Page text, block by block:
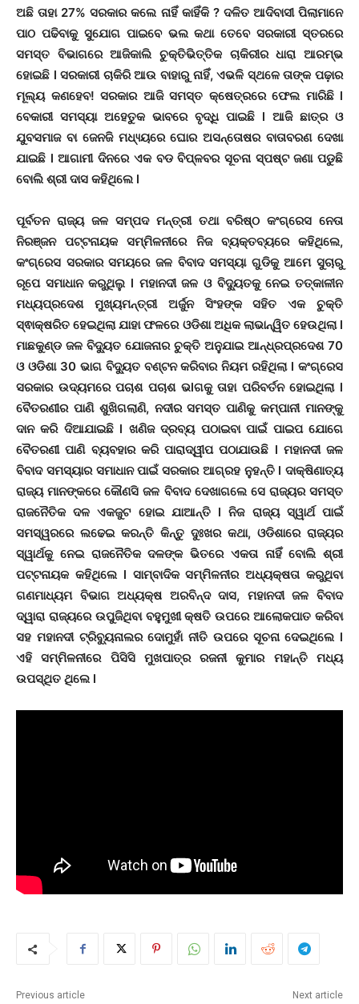
ଅଛି ତାହା 27% ସରକାର କଲେ ନାହିଁ କାହିଁକି ? ଦଳିତ ଆଦିବାସୀ ପିଲାମାନେ
ପାଠ ପଢିବାକୁ ସୁଯୋଗ ପାଇବେ ଭଲ କଥା ତେବେ ସରକାରୀ ସ୍ତରରେ
ସମସ୍ତ ବିଭାଗରେ ଆଜିକାଲି ଚୁକ୍ତିଭିତ୍ତିକ ଚାକିରୀର ଧାରା ଆରମ୍ଭ
ହୋଇଛି l ସରକାରୀ ଚାକିରି ଆଉ ବାହାରୁ ନାହିଁ, ଏଭଳି ସ୍ଥଳେ ତାଙ୍କ ପଢ଼ାର
ମୂଲ୍ୟ କଣହେବ! ସରକାର ଆଜି ସମସ୍ତ କ୍ଷେତ୍ରରେ ଫେଲ ମାରିଛି l
ବେକାରୀ ସମସ୍ୟା ଅହେତୁକ ଭାବରେ ବୃଦ୍ଧି ପାଇଛି l ଆଜି ଛାତ୍ର ଓ
ଯୁବସମାଜ ବା ଜେନଜି ମଧ୍ୟ୍ୟରେ ଘୋର ଅସନ୍ତୋଷର ବାତାବରଣ ଦେଖା
ଯାଇଛି l ଆଗାମୀ ଦିନରେ ଏକ ବଡ ବିପ୍ଳବର ସୂଚନା ସ୍ପଷ୍ଟ ଜଣା ପଡୁଛି
ବୋଲି ଶ୍ରୀ ଦାସ କହିଥିଲେ l
ପୂର୍ବତନ ରାଜ୍ୟ ଜଳ ସମ୍ପଦ ମନ୍ତ୍ରୀ ତଥା ବରିଷ୍ଠ କଂଗ୍ରେସ ନେତା
ନିରଞ୍ଜନ ପଟ୍ଟନାୟକ ସମ୍ମିଳନୀରେ ନିଜ ବ୍ୟକ୍ତବ୍ୟରେ କହିଥିଲେ,
କଂଗ୍ରେସ ସରକାର ସମୟରେ ଜଳ ବିବାଦ ସମସ୍ୟା ଗୁଡିକୁ ଆମେ ସୁଚାରୁ
ରୂପେ ସମାଧାନ କରୁଥିଲୁ l ମହାନଦୀ ଜଳ ଓ ବିଦ୍ୟୁତକୁ ନେଇ ତତ୍କାଳୀନ
ମଧ୍ୟପ୍ରଦେଶ ମୁଖ୍ୟମନ୍ତ୍ରୀ ଅର୍ଜୁନ ସିଂହଙ୍କ ସହିତ ଏକ ଚୁକ୍ତି
ସ୍ଵାକ୍ଷରିତ ହେଇଥିଲା ଯାହା ଫଳରେ ଓଡିଶା ଅଧିକ ଲାଭାନ୍ୱିତ ହେଉଥିଲା l
ମାଛକୁଣ୍ଡ ଜଳ ବିଦ୍ୟୁତ ଯୋଜନାର ଚୁକ୍ତି ଅନୁଯାଇ ଆନ୍ଧ୍ରପ୍ରଦେଶ 70
ଓ ଓଡିଶା 30 ଭାଗ ବିଦ୍ୟୁତ ବଣ୍ଟନ କରିବାର ନିୟମ ରହିଥିଲା l କଂଗ୍ରେସ
ସରକାର ଉଦ୍ୟମରେ ପଚାଶ ପଚାଶ ଭlଗକୁ ତାହା ପରିବର୍ତନ ହୋଇଥିଲା l
ବୈତରଣୀର ପାଣି ଶୁଖିଗଲାଣି, ନଦୀର ସମସ୍ତ ପାଣିକୁ କମ୍ପାନୀ ମାନଙ୍କୁ
ଦାନ କରି ଦିଆଯାଇଛି l ଖଣିଜ ଦ୍ରବ୍ୟ ପଠାଇବା ପାଇଁ ପାଇପ ଯୋଗେ
ବୈତରଣୀ ପାଣି ବ୍ୟବହାର କରି ପାରାଦ୍ୱୀପ ପଠାଯାଉଛି l ମହାନଦୀ ଜଳ
ବିବାଦ ସମସ୍ୟାର ସମାଧାନ ପାଇଁ ସରକାର ଆଗ୍ରହ ନୁହନ୍ତି l ଦାକ୍ଷିଣାତ୍ୟ
ରାଜ୍ୟ ମାନଙ୍କରେ କୌଣସି ଜଳ ବିବାଦ ଦେଖାଗଲେ ସେ ରାଜ୍ୟର ସମସ୍ତ
ରାଜନୈତିକ ଦଳ ଏକଜୁଟ ହୋଇ ଯାଆନ୍ତି l ନିଜ ରାଜ୍ୟ ସ୍ୱାର୍ଥ ପାଇଁ
ସମସ୍ୱରରେ ଲଢେଇ କରନ୍ତି କିନ୍ତୁ ଦୁଃଖର କଥା, ଓଡିଶାରେ ରାଜ୍ୟର
ସ୍ୱାର୍ଥକୁ ନେଇ ରାଜନୈତିକ ଦଳଙ୍କ ଭିତରେ ଏକତା ନାହିଁ ବୋଲି ଶ୍ରୀ
ପଟ୍ଟନାୟକ କହିଥିଲେ l ସାମ୍ବାଦିକ ସମ୍ମିଳନୀର ଅଧ୍ୟକ୍ଷତା କରୁଥିବା
ଗଣମାଧ୍ୟମ ବିଭାଗ ଅଧ୍ୟକ୍ଷ ଅରବିନ୍ଦ ଦାସ, ମହାନଦୀ ଜଳ ବିବାଦ
ଦ୍ୱାରା ରାଜ୍ୟରେ ଉପୁଜିଥିବା ବହୁମୁଖୀ କ୍ଷତି ଉପରେ ଆଲୋକପାତ କରିବା
ସହ ମହାନଦୀ ଟ୍ରିବ୍ୟୁନାଲର ଦୋମୁହାଁ ନୀତି ଉପରେ ସୂଚନା ଦେଇଥିଲେ l
ଏହି ସମ୍ମିଳନୀରେ ପିସିସି ମୁଖପାତ୍ର ରଜନୀ କୁମାର ମହାନ୍ତି ମଧ୍ୟ
ଉପସ୍ଥିତ ଥିଲେ l
Previous article Next article